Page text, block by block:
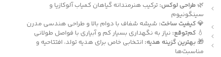
🌿 طراحی لوکس: ترکیب هنرمندانه گیاهان کمیاب آلوکازیا و
سینگونیوم
💎کیفیت ساخت: شیشه شفاف با دوام بالا و طراحی هندسی مدرن
💧 کم‌توقع: نیاز به نگهداری بسیار کم و آبیاری با فواصل طولانی
🎁 بهترین گزینه هدیه: انتخابی خاص برای هدیه تولد، افتتاحیه و
مناسبت‌ها